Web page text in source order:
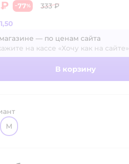
−77%
333 ₽
1,50
— по ценам сайта
на кассе «Хочу как на сайте»
— по ценам сайта
В корзину
M